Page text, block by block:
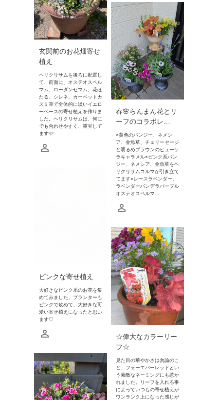
玄関前のお花畑寄せ
植え
ヘリクリサムを後ろに配置し
て、前面に、オステオスペル
マム、ローダンセマム、花ほ
たる、シレネ、カーペットカ
スミ草で全体的に淡いイエロ
ーベースの寄せ植えを作りま
した。ヘリクリサムは、何に
でも合わせやすく、重宝して
ます🩷
春🌸らんまん花とリ
ーフのコラボレ…
○黄色のパンジー、ネメシ
ア、金魚草、チェリーセージ
と明るめブラウンのヒューケ
ラキャラメル○ピンク系パン
ジー、ネメシア、金魚草をヘ
リクリサムコルマが引き立て
てます○レースラベンダー、
ラベンダーバンデラパープル
オステオスペルマ…
ピンクな寄せ植え
大好きなピンク系のお花を集
めてみました。プランターも
ピンクで攻めて、大好きな可
愛い寄せ植えになったと思い
ます♡
☆偉大なカラーリー
フ☆
見た目の華やかさは勿論のこ
と、フォーエバーレッドとい
う素敵なネーミングにも惹か
れました。リーフを入れる事
によっていつもの寄せ植えが
ワンランク上になった感じが